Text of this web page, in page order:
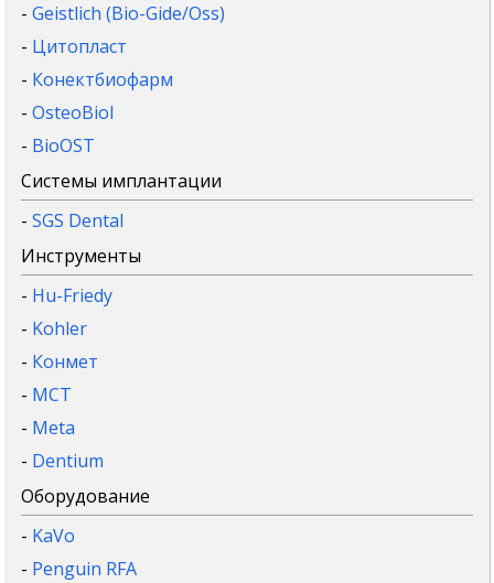
-Geistlich (Bio-Gide/Oss)
- Цитопласт
- Конектбиофарм
-OsteoBiol
- BioOST
Системы имплантации
-SGS Dental
Инструменты
- Hu-Friedy
- Kohler
- Конмет
- MCT
- Meta
- Dentium
Оборудование
- KaVo
- Penguin RFA